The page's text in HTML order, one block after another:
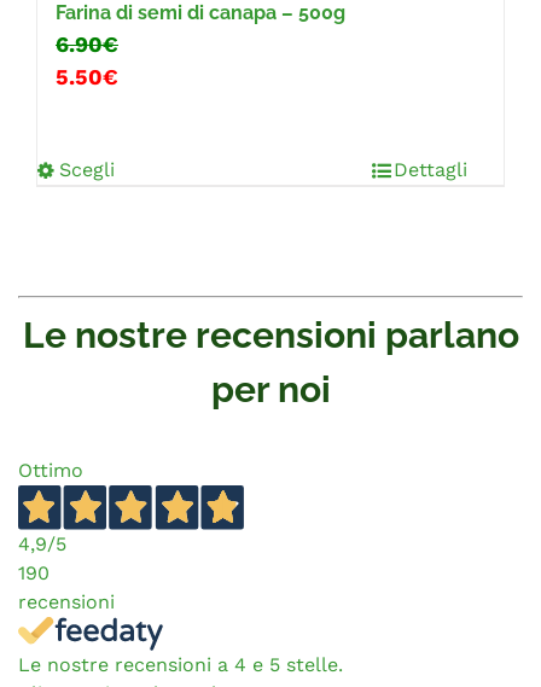
Farina di semi di canapa – 500g
6.90€
5.50€
Scegli Dettagli
Le nostre recensioni parlano
per noi
Ottimo
4,9/5
190
recensioni
Le nostre recensioni a 4 e 5 stelle.